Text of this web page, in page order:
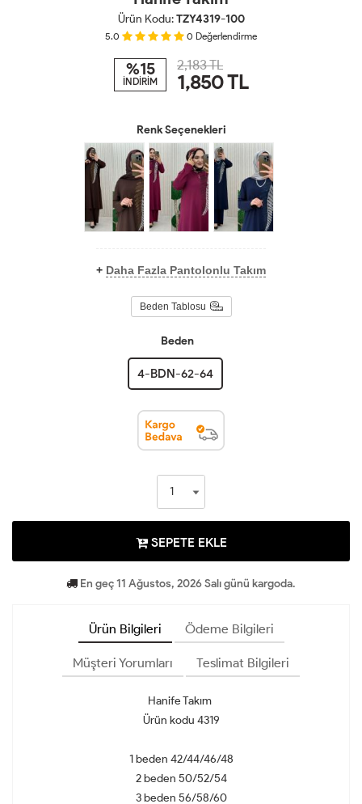
Ürün Kodu:TZY4319-100
5.0 0 Değerlendirme
%15
İNDİRİM
2,183 TL
1,850TL
Renk Seçenekleri
+ Daha Fazla Pantolonlu Takım
Beden Tablosu
Beden
4-BDN-62-64
SEPETE EKLE
En geç 11 Ağustos, 2026 Salı günü kargoda.
Ürün Bilgileri Ödeme Bilgileri
Müşteri Yorumları Teslimat Bilgileri
Hanife Takım
Ürün kodu 4319
1 beden 42/44/46/48
2 beden 50/52/54
3 beden 56/58/60